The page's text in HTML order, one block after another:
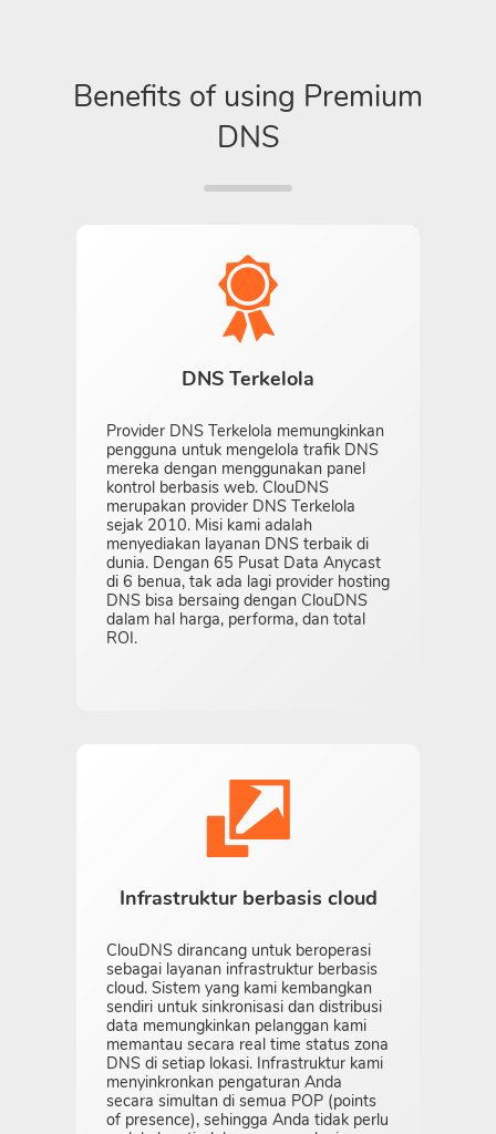
Benefits of using Premium
DNS
DNS Terkelola
Provider DNS Terkelola memungkinkan
pengguna untuk mengelola trafik DNS
mereka dengan menggunakan panel
kontrol berbasis web. ClouDNS
merupakan provider DNS Terkelola
sejak 2010. Misi kami adalah
menyediakan layanan DNS terbaik di
dunia. Dengan 65 Pusat Data Anycast
di 6 benua, tak ada lagi provider hosting
DNS bisa bersaing dengan ClouDNS
dalam hal harga, performa, dan total
ROI.
Infrastruktur berbasis cloud
ClouDNS dirancang untuk beroperasi
sebagai layanan infrastruktur berbasis
cloud. Sistem yang kami kembangkan
sendiri untuk sinkronisasi dan distribusi
data memungkinkan pelanggan kami
memantau secara real time status zona
DNS di setiap lokasi. Infrastruktur kami
menyinkronkan pengaturan Anda
secara simultan di semua POP (points
of presence), sehingga Anda tidak perlu